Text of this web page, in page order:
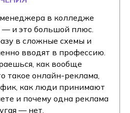
в колледже
— и это большой плюс.
в сложные схемы и
вводят в профессию.
как вообще
такое онлайн-реклама,
как люди принимают
и почему одна реклама
— нет.